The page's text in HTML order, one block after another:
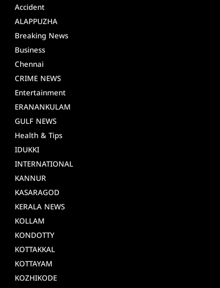
Accident
ALAPPUZHA
Breaking News
Business
Chennai
CRIME NEWS
Entertainment
ERANANKULAM
GULF NEWS
Health & Tips
IDUKKI
INTERNATIONAL
KANNUR
KASARAGOD
KERALA NEWS
KOLLAM
KONDOTTY
KOTTAKKAL
KOTTAYAM
KOZHIKODE